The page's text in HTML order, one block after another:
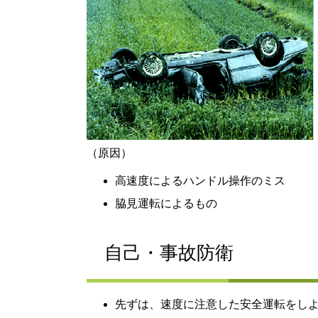
（原因）
高速度によるハンドル操作のミス
脇見運転によるもの
自己・事故防衛
先ずは、速度に注意した安全運転をし